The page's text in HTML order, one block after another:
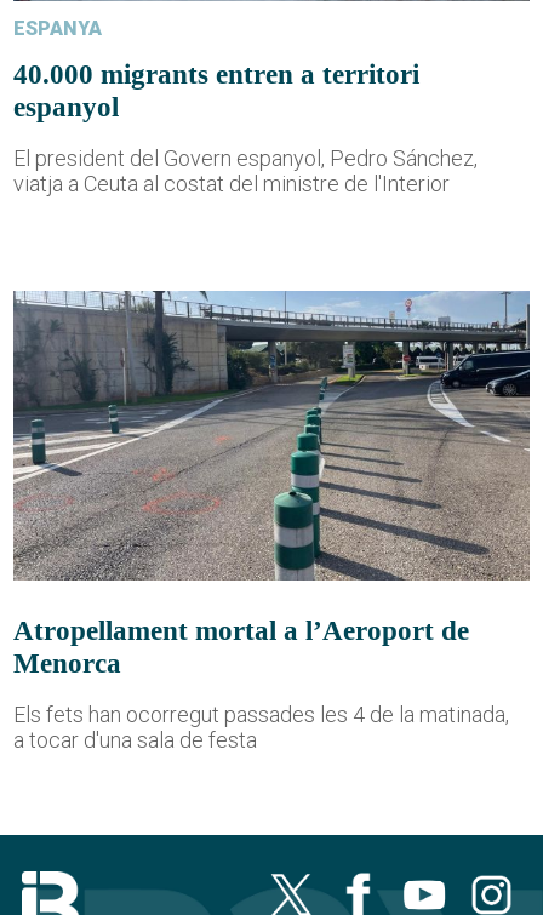
ESPANYA
40.000 migrants entren a territori
espanyol
El president del Govern espanyol, Pedro Sánchez,
viatja a Ceuta al costat del ministre de l'Interior
Atropellament mortal a l’Aeroport de
Menorca
Els fets han ocorregut passades les 4 de la matinada,
a tocar d'una sala de festa